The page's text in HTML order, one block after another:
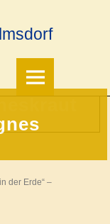
der Erde“ –